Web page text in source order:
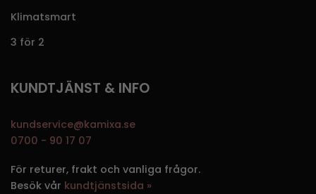
Klimatsmart
3 för 2
KUNDTJÄNST & INFO
kundservice@kamixa.se
0700 - 90 17 07
För returer, frakt och vanliga frågor.
Besök vår kundtjänstsida »